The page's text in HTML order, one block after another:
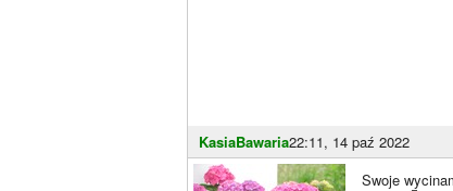
KasiaBawaria22:11, 14 paź 2022
Swoje